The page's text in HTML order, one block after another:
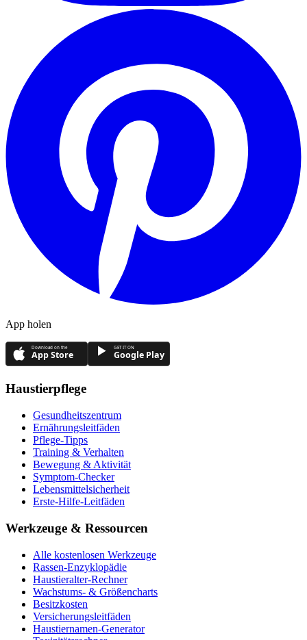
App holen
Download on the
App Store
GET IT ON
Google Play
Haustierpflege
Gesundheitszentrum
Ernährungsleitfäden
Pflege-Tipps
Training & Verhalten
Bewegung & Aktivität
Symptom-Checker
Lebensmittelsicherheit
Erste-Hilfe-Leitfäden
Werkzeuge & Ressourcen
Alle kostenlosen Werkzeuge
Rassen-Enzyklopädie
Haustieralter-Rechner
Wachstums- & Größencharts
Besitzkosten
Versicherungsleitfäden
Haustiernamen-Generator